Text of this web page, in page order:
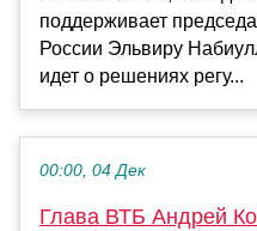
поддерживает
России Эльвиру
идет о решениях регу...
00:00, 04 Дек
Глава ВТБ Андрей